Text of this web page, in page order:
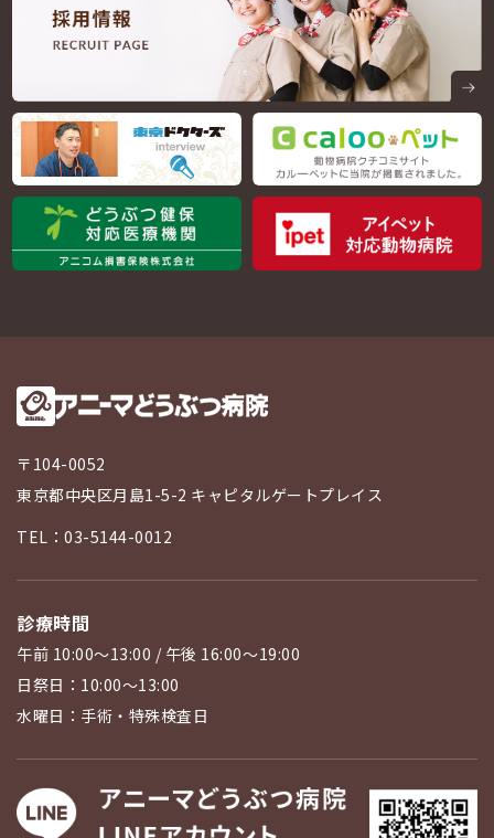
〒104-0052
東京都中央区月島1-5-2 キャピタルゲートプレイス
TEL：03-5144-0012
診療時間
午前 10:00〜13:00 / 午後 16:00〜19:00
日祭日：10:00〜13:00
水曜日：手術・特殊検査日